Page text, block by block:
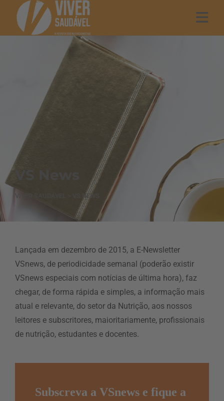
VIVER SAUDÁVEL VS NEWS
Lançada em dezembro de 2015, a E-Newsletter
VSnews, de periodicidade semanal (poderão existir
VSnews especiais com notícias de última hora), faz
chegar, de forma rápida e simples, a informação mais
atual e relevante, do setor da Nutrição, aos nossos
leitores e subscritores, maioritariamente, profissionais
de nutrição, estudantes e docentes.